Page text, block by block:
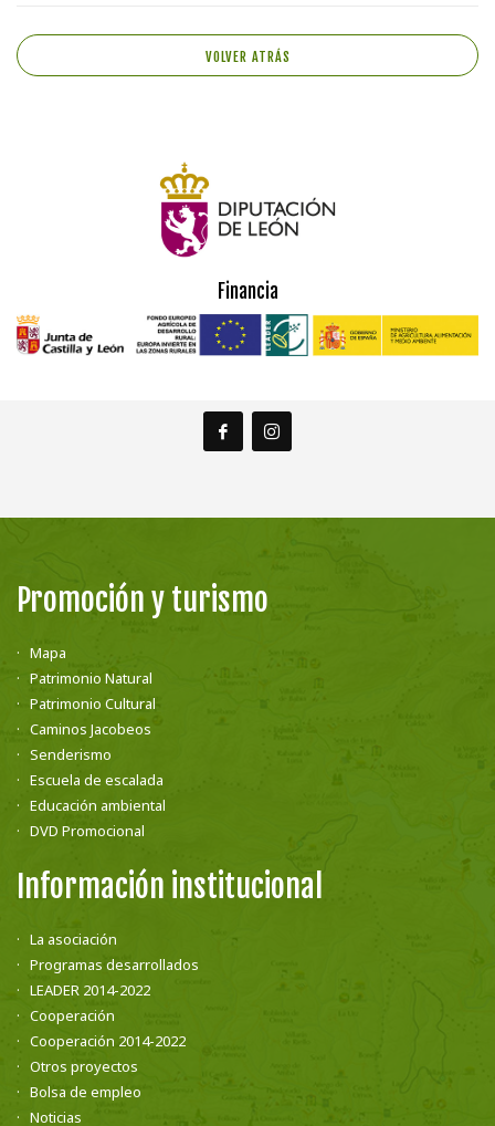
VOLVER ATRÁS
Financia
Promoción y turismo
Mapa
Patrimonio Natural
Patrimonio Cultural
Caminos Jacobeos
Senderismo
Escuela de escalada
Educación ambiental
DVD Promocional
Información institucional
La asociación
Programas desarrollados
LEADER 2014-2022
Cooperación
Cooperación 2014-2022
Otros proyectos
Bolsa de empleo
Noticias